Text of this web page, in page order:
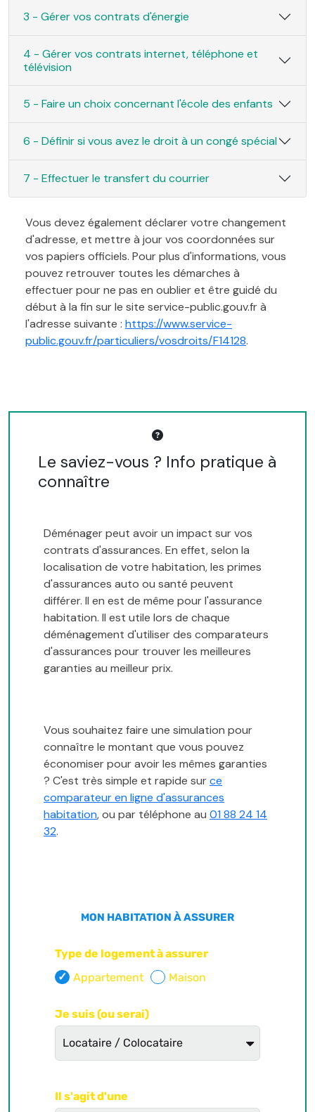
3 - Gérer vos contrats d'énergie
4 - Gérer vos contrats internet, téléphone et
télévision
5 - Faire un choix concernant l'école des enfants
6 - Définir si vous avez le droit à un congé spécial
7 - Effectuer le transfert du courrier
Vous devez également déclarer votre changement
d'adresse, et mettre à jour vos coordonnées sur
vos papiers officiels. Pour plus d'informations, vous
pouvez retrouver toutes les démarches à
effectuer pour ne pas en oublier et être guidé du
début à la fin sur le site service-public.gouv.fr à
l'adresse suivante : https://www.service-
public.gouv.fr/particuliers/vosdroits/F14128.
Le saviez-vous ? Info pratique à
connaître
Déménager peut avoir un impact sur vos
contrats d'assurances. En effet, selon la
localisation de votre habitation, les primes
d'assurances auto ou santé peuvent
différer. Il en est de même pour l'assurance
habitation. Il est utile lors de chaque
déménagement d'utiliser des comparateurs
d'assurances pour trouver les meilleures
garanties au meilleur prix.
Vous souhaitez faire une simulation pour
connaître le montant que vous pouvez
économiser pour avoir les mêmes garanties
? C'est très simple et rapide surce
comparateur en ligne d'assurances
habitation, ou par téléphone au 01 88 24 14
32.